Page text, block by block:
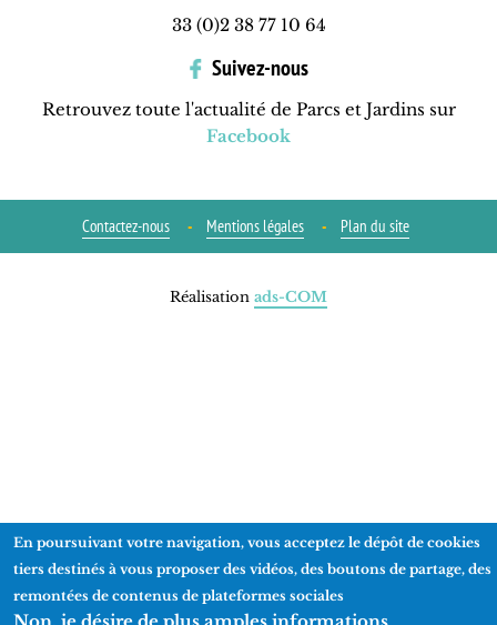
33 (0)2 38 77 10 64
Suivez-nous
Retrouvez toute l'actualité de Parcs et Jardins sur
Facebook
Contactez-nous Mentions légales Plan du site
Réalisation ads-COM
En poursuivant votre navigation, vous acceptez le dépôt de cookies
tiers destinés à vous proposer des vidéos, des boutons de partage, des
remontées de contenus de plateformes sociales